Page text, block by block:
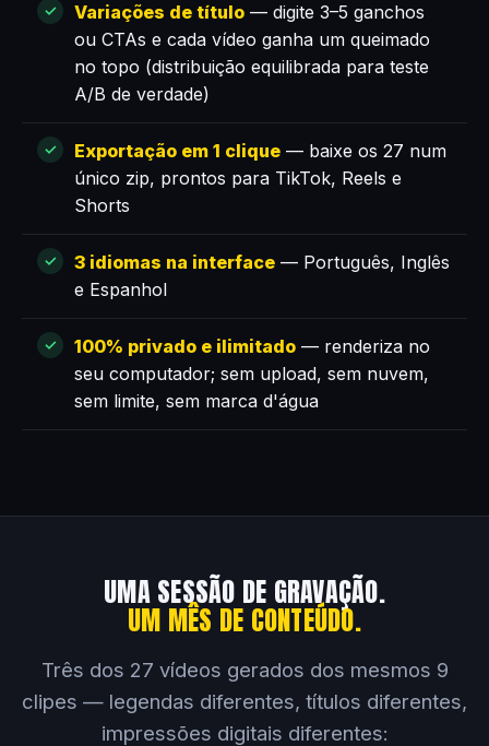
Variações de título — digite 3–5 ganchos
ou CTAs e cada vídeo ganha um queimado
no topo (distribuição equilibrada para teste
A/B de verdade)
Exportação em 1 clique — baixe os 27 num
único zip, prontos para TikTok, Reels e
Shorts
3 idiomas na interface — Português, Inglês
e Espanhol
100% privado e ilimitado — renderiza no
seu computador; sem upload, sem nuvem,
sem limite, sem marca d'água
UMA SESSÃO DE GRAVAÇÃO.
UM MÊS DE CONTEÚDO.
Três dos 27 vídeos gerados dos mesmos 9
clipes — legendas diferentes, títulos diferentes,
impressões digitais diferentes: